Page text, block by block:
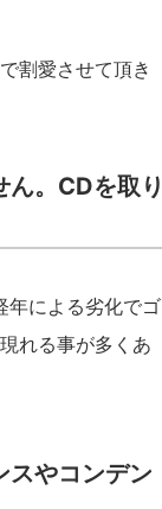
割愛させて頂き
。CDを取り
年による劣化でゴ
れる事が多くあ
スやコンデン